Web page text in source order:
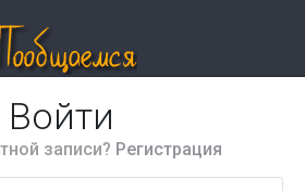
Войти
записи? Регистрация